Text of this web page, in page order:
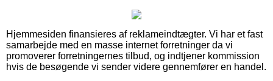
Hjemmesiden finansieres af reklameindtægter. Vi har et fast
samarbejde med en masse internet forretninger da vi
promoverer forretningernes tilbud, og indtjener kommission
hvis de besøgende vi sender videre gennemfører en handel.